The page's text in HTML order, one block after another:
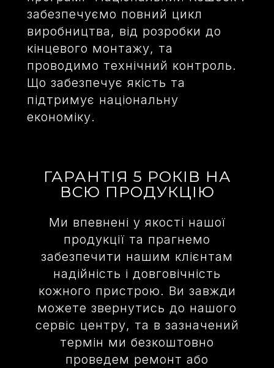
забезпечуємо повний цикл
виробництва, від розробки до
кінцевого монтажу, та
проводимо технічний контроль.
Що забезпечує якість та
підтримує національну
економіку.
ГАРАНТІЯ 5 РОКІВ НА
ВСЮ ПРОДУКЦІЮ
Ми впевнені у якості нашої
продукції та прагнемо
забезпечити нашим клієнтам
надійність і довговічність
кожного пристрою. Ви завжди
можете звернутись до нашого
сервіс центру, та в зазначений
термін ми безкоштовно
проведем ремонт або